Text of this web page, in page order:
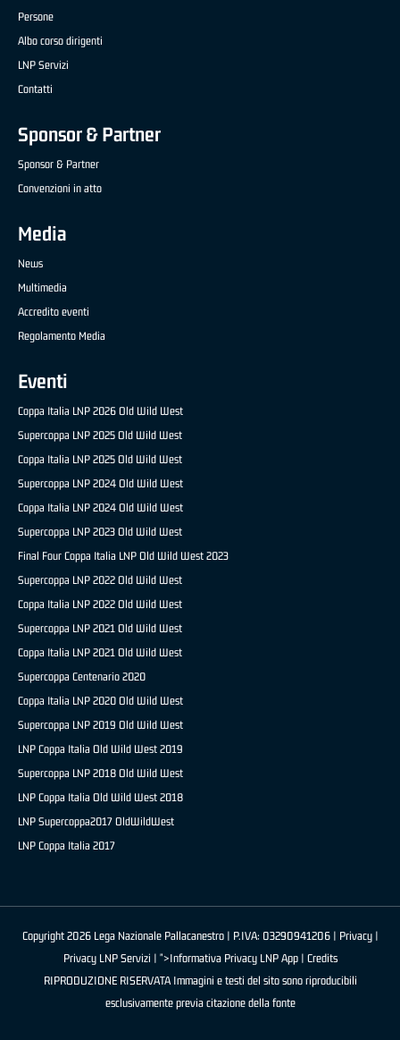
Persone
Albo corso dirigenti
LNP Servizi
Contatti
Sponsor & Partner
Sponsor & Partner
Convenzioni in atto
Media
News
Multimedia
Accredito eventi
Regolamento Media
Eventi
Coppa Italia LNP 2026 Old Wild West
Supercoppa LNP 2025 Old Wild West
Coppa Italia LNP 2025 Old Wild West
Supercoppa LNP 2024 Old Wild West
Coppa Italia LNP 2024 Old Wild West
Supercoppa LNP 2023 Old Wild West
Final Four Coppa Italia LNP Old Wild West 2023
Supercoppa LNP 2022 Old Wild West
Coppa Italia LNP 2022 Old Wild West
Supercoppa LNP 2021 Old Wild West
Coppa Italia LNP 2021 Old Wild West
Supercoppa Centenario 2020
Coppa Italia LNP 2020 Old Wild West
Supercoppa LNP 2019 Old Wild West
LNP Coppa Italia Old Wild West 2019
Supercoppa LNP 2018 Old Wild West
LNP Coppa Italia Old Wild West 2018
LNP Supercoppa2017 OldWildWest
LNP Coppa Italia 2017
Copyright 2026 Lega Nazionale Pallacanestro | P.IVA: 03290941206 | Privacy|
Privacy LNP Servizi | ">Informativa Privacy LNP App | Credits
RIPRODUZIONE RISERVATA Immagini e testi del sito sono riproducibili
esclusivamente previa citazione della fonte